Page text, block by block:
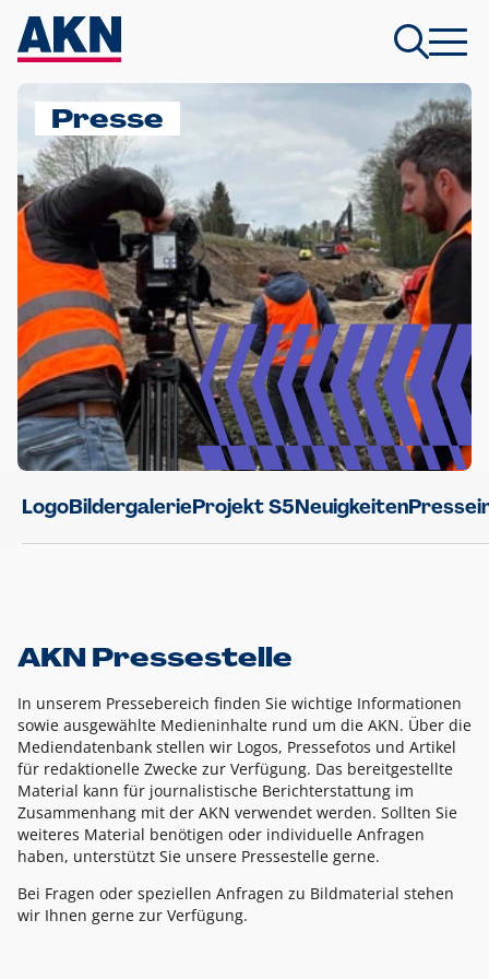
Presse
LogoBildergalerieProjekt S5Neuigkeiten
AKN Pressestelle
In unserem Pressebereich finden Sie wichtige Informationen
sowie ausgewählte Medieninhalte rund um die AKN. Über die
Mediendatenbank stellen wir Logos, Pressefotos und Artikel
für redaktionelle Zwecke zur Verfügung. Das bereitgestellte
Material kann für journalistische Berichterstattung im
Zusammenhang mit der AKN verwendet werden. Sollten Sie
weiteres Material benötigen oder individuelle Anfragen
haben, unterstützt Sie unsere Pressestelle gerne.
Bei Fragen oder speziellen Anfragen zu Bildmaterial stehen
wir Ihnen gerne zur Verfügung.